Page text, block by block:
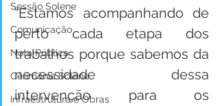
Sessão Solene
Comunicação
Nota Pública
Cerimônia Solene
Infraestrutura e Obras
“Estamos acompanhando de
perto cada etapa dos
trabalhos porque sabemos da
necessidade dessa
intervenção para os